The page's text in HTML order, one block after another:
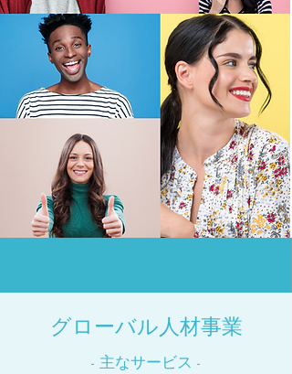
​グローバル人材事業
- ​主なサービス -